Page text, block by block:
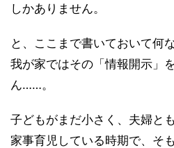
しかありません。
と、ここまで書いておいて何
我が家ではその「情報開示」
ん……。
子どもがまだ小さく、夫婦と
家事育児している時期で、そ